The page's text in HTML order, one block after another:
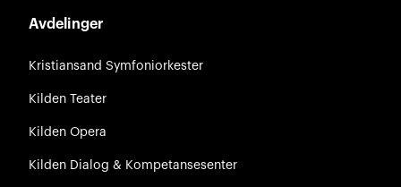
Avdelinger
Kristiansand Symfoniorkester
Kilden Teater
Kilden Opera
Kilden Dialog & Kompetansesenter